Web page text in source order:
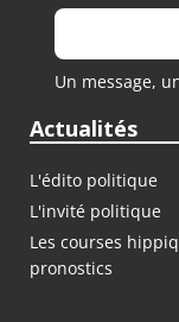
Un message,
Actualités
L'édito politique
L'invité politique
Les courses
pronostics